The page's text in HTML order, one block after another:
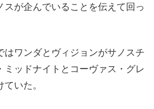
スが企んでいることを伝えて回っ
はワンダとヴィジョンがサノスチ
ミッドナイトとコーヴァス・グレ
いた。